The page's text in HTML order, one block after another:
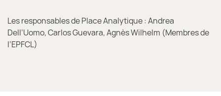
Les responsables de Place Analytique : Andrea
Dell’Uomo, Carlos Guevara, Agnès Wilhelm (Membres de
l’EPFCL)